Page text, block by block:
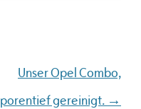
Unser Opel Combo,
porentief gereinigt. →